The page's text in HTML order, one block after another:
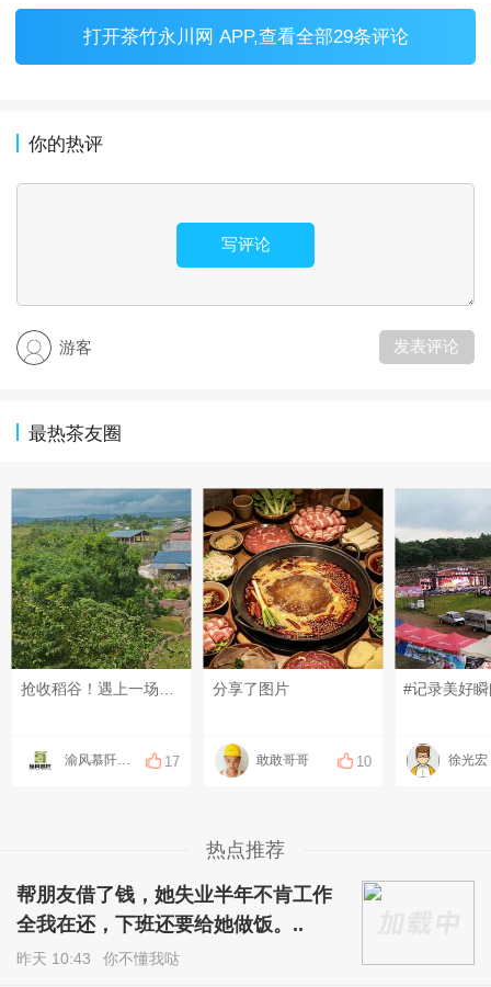
打开茶竹永川网 APP,查看全部29条评论
你的热评
写评论
游客 发表评论
最热茶友圈
渝风慕阡香米 17
分享了图片
敢敢哥哥 10 徐光宏
热点推荐
帮朋友借了钱，她失业半年不肯工作
全我在还，下班还要给她做饭。..
昨天 10:43 你不懂我哒